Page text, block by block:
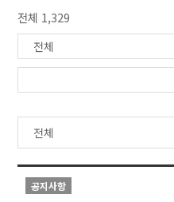
전체 1,329
공지사항